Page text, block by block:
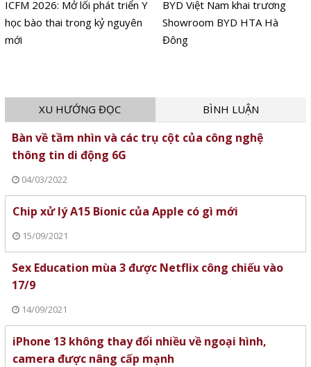
ICFM 2026: Mở lối phát triển Y
học bào thai trong kỷ nguyên
mới
BYD Việt Nam khai trương
Showroom BYD HTA Hà
Đông
XU HƯỚNG ĐỌC BÌNH LUẬN
Bàn về tầm nhìn và các trụ cột của công nghệ
thông tin di động 6G
04/03/2022
Chip xử lý A15 Bionic của Apple có gì mới
15/09/2021
Sex Education mùa 3 được Netflix công chiếu vào
17/9
14/09/2021
iPhone 13 không thay đổi nhiều về ngoại hình,
camera được nâng cấp mạnh